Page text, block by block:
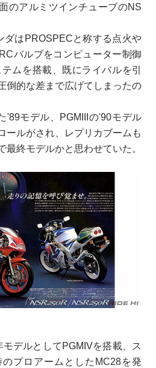
のアルミツインチューブのNS
ダはPROSPECと称する点火や
バルブをコンピューター制御
ムを搭載、既にライバルを引
倒的な差まで広げてしまったの
'89モデル、PGMIIIの'90モデル
ールがされ、レプリカブームも
最終モデルかと思わせていた。
デルとしてPGMIVを搭載、ス
プロアームとしたMC28を発